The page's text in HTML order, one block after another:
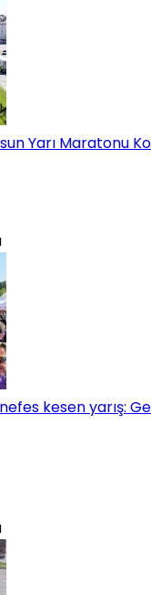
Yarı Maratonu
kesen yarış: